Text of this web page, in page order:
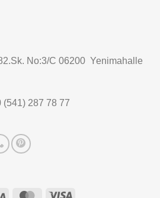
No:3/C 06200 Yenimahalle
(541) 287 78 77
Visa MasterCardVisa